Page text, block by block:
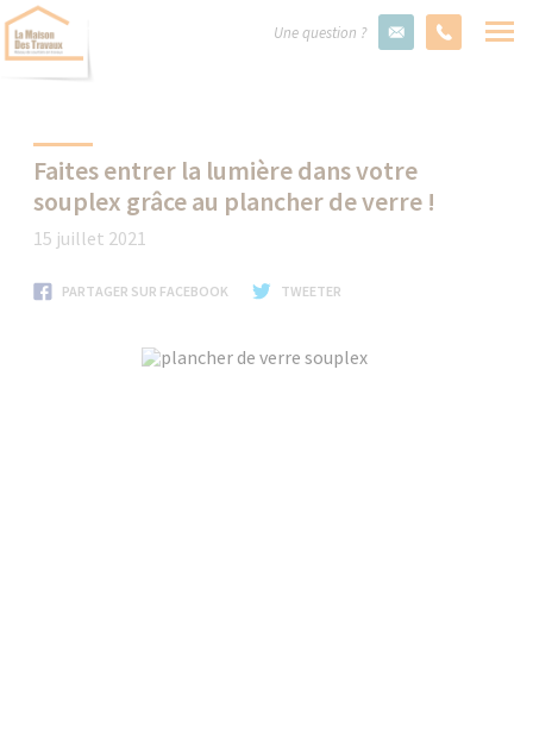
Une question ?
Faites entrer la lumière dans votre
souplex grâce au plancher de verre !
15 juillet 2021
PARTAGER SUR FACEBOOK TWEETER